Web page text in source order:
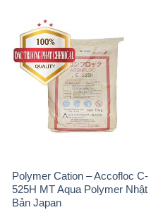
Polymer Cation – Accofloc C-
525H MT Aqua Polymer Nhật
Bản Japan